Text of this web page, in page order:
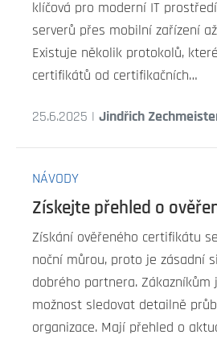
klíčová pro moderní IT
serverů přes mobilní zařízení
Existuje několik protokolů,
certifikátů od certifikačních…
25.6.2025 | Jindřich
NÁVODY
Získejte přehled o
Získání ověřeného certifikátu
noční můrou, proto je zásadní
dobrého partnera. Zákazníkům
možnost sledovat detailně
organizace. Mají přehled o